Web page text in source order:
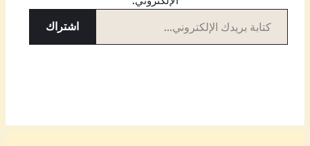
كتابة بريدك الإلكتروني…
اشتراك